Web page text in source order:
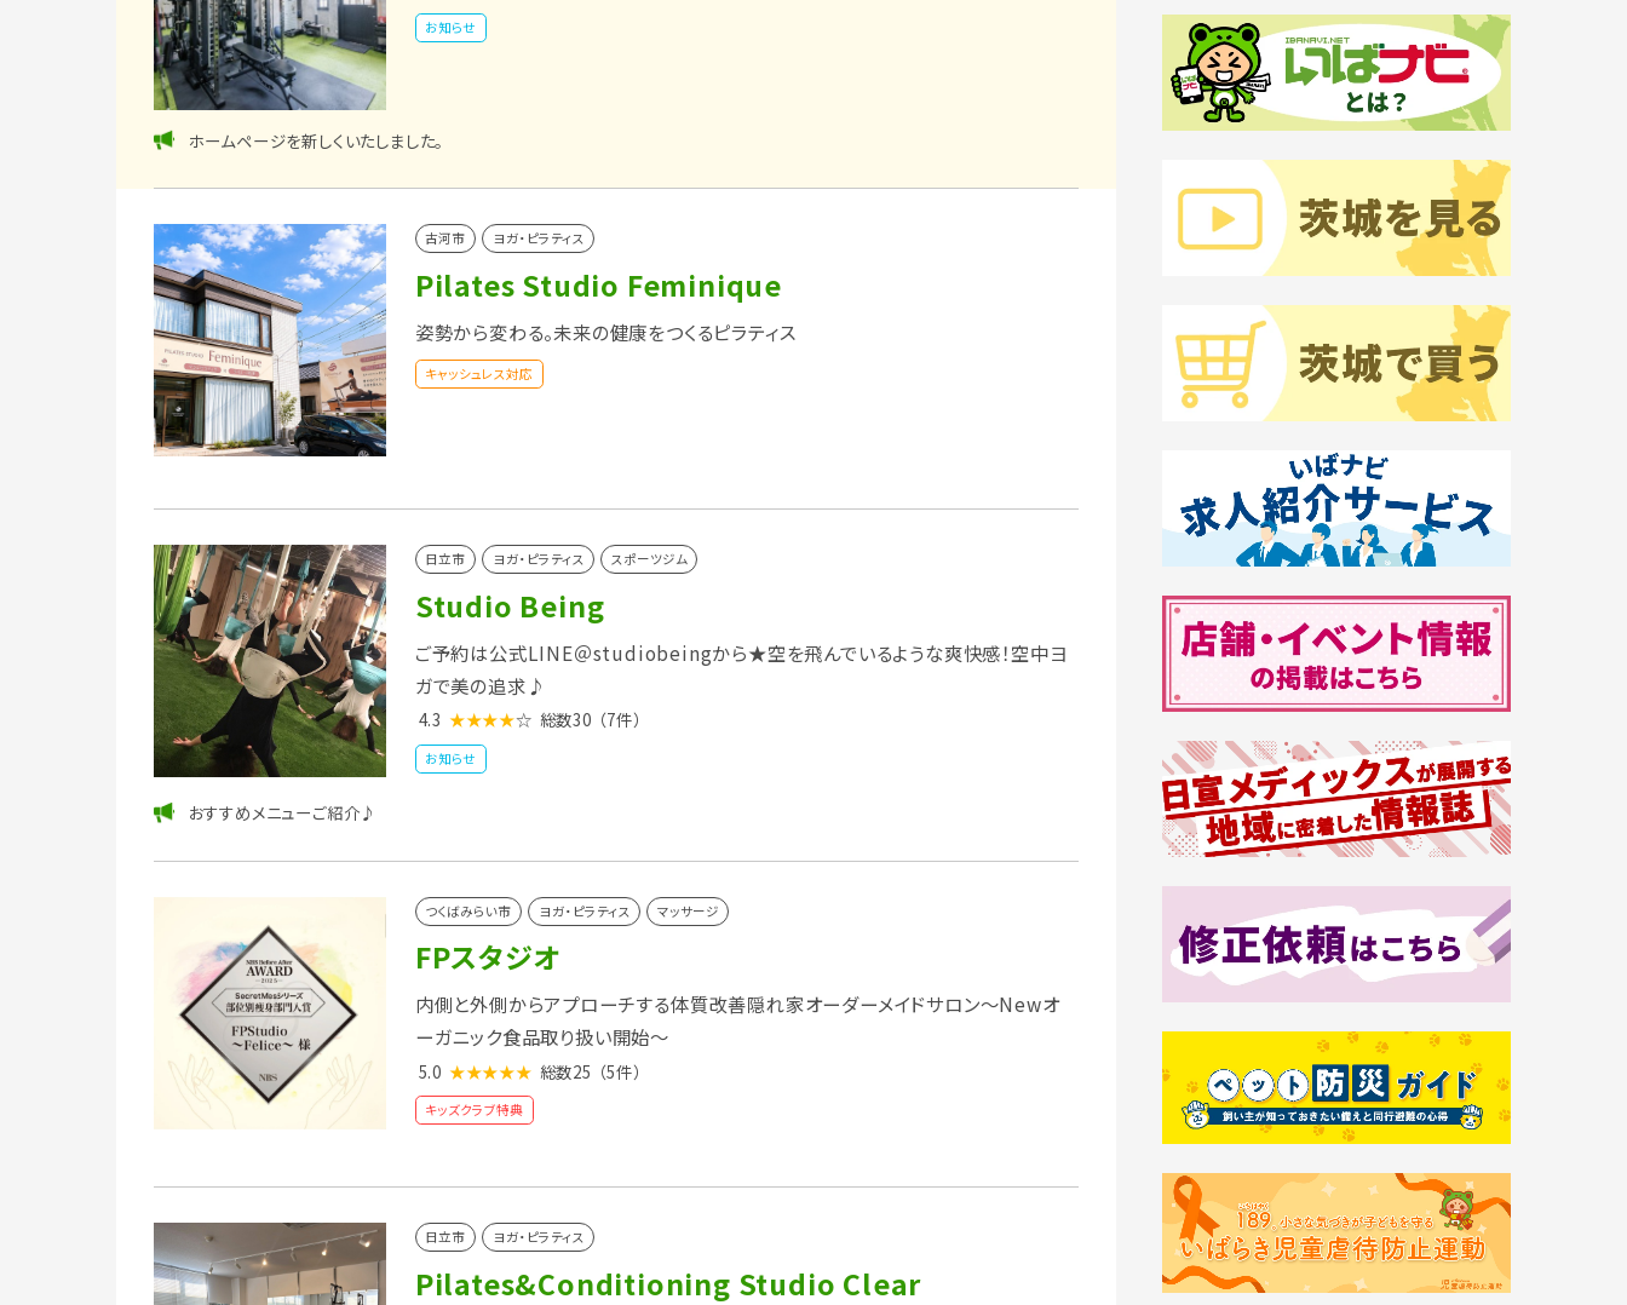
お知らせ
ホームページを新しくいたしました。
古河市 ヨガ・ピラティス
Pilates Studio Feminique
姿勢から変わる。未来の健康をつくるピラティス
キャッシュレス対応
日立市 ヨガ・ピラティス スポーツジム
Studio Being
ご予約は公式LINE＠studiobeingから★空を飛んでいるような爽快感！空中ヨ
ガで美の追求♪
4.3 ★★★★☆ 総数30 （7件）
お知らせ
おすすめメニューご紹介♪
つくばみらい市 ヨガ・ピラティス マッサージ
FPスタジオ
内側と外側からアプローチする体質改善隠れ家オーダーメイドサロン～Newオ
ーガニック食品取り扱い開始～
5.0 ★★★★★ 総数25 （5件）
キッズクラブ特典
日立市 ヨガ・ピラティス
Pilates&Conditioning Studio Clear